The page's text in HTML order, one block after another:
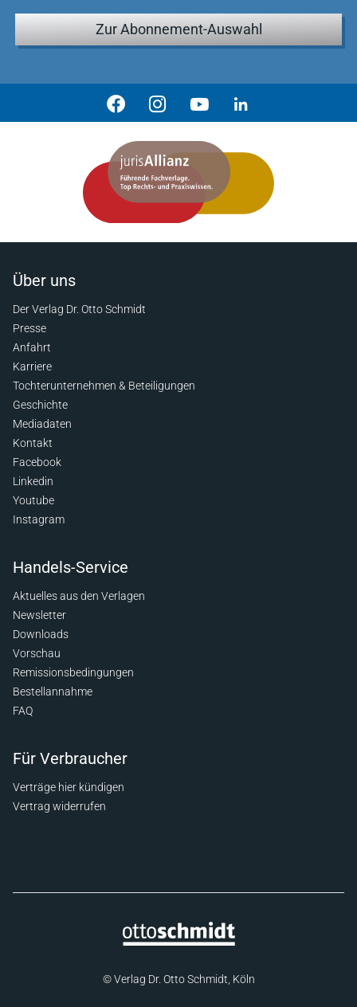
Zur Abonnement-Auswahl
Über uns
Der Verlag Dr. Otto Schmidt
Presse
Anfahrt
Karriere
Tochterunternehmen & Beteiligungen
Geschichte
Mediadaten
Kontakt
Facebook
Linkedin
Youtube
Instagram
Handels-Service
Aktuelles aus den Verlagen
Newsletter
Downloads
Vorschau
Remissionsbedingungen
Bestellannahme
FAQ
Für Verbraucher
Verträge hier kündigen
Vertrag widerrufen
© Verlag Dr. Otto Schmidt, Köln